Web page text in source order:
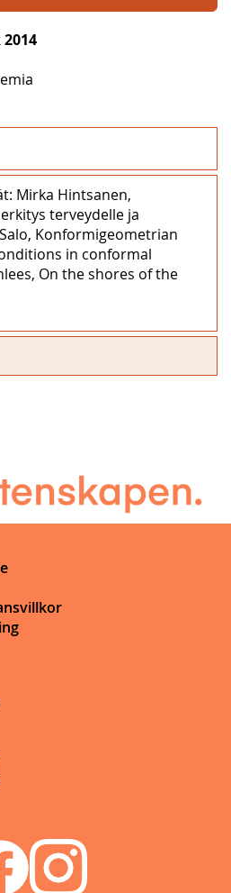
Mirka Hintsanen,
terveydelle ja
Konformigeometrian
in conformal
On the shores of the